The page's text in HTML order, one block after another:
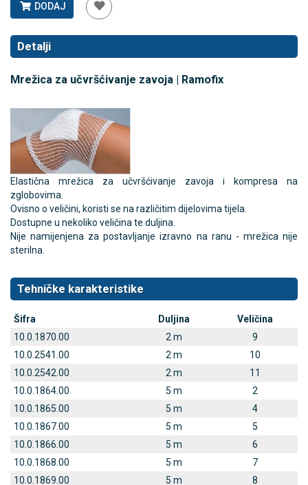
DODAJ
Detalji
Mrežica za učvršćivanje zavoja | Ramofix
Elastična mrežica za učvršćivanje zavoja i kompresa na
zglobovima.
Ovisno o veličini, koristi se na različitim dijelovima tijela.
Dostupne u nekoliko veličina te duljina.
Nije namijenjena za postavljanje izravno na ranu - mrežica nije
sterilna.
Tehničke karakteristike
Šifra Duljina
Veličina
10.0.1870.00
2 m
9
10.0.2541.00
2 m
10
10.0.2542.00
2 m
11
10.0.1864.00
5 m
2
10.0.1865.00
5 m
4
10.0.1867.00
5 m
5
10.0.1866.00
5 m
6
10.0.1868.00
5 m
7
10.0.1869.00
5 m 8